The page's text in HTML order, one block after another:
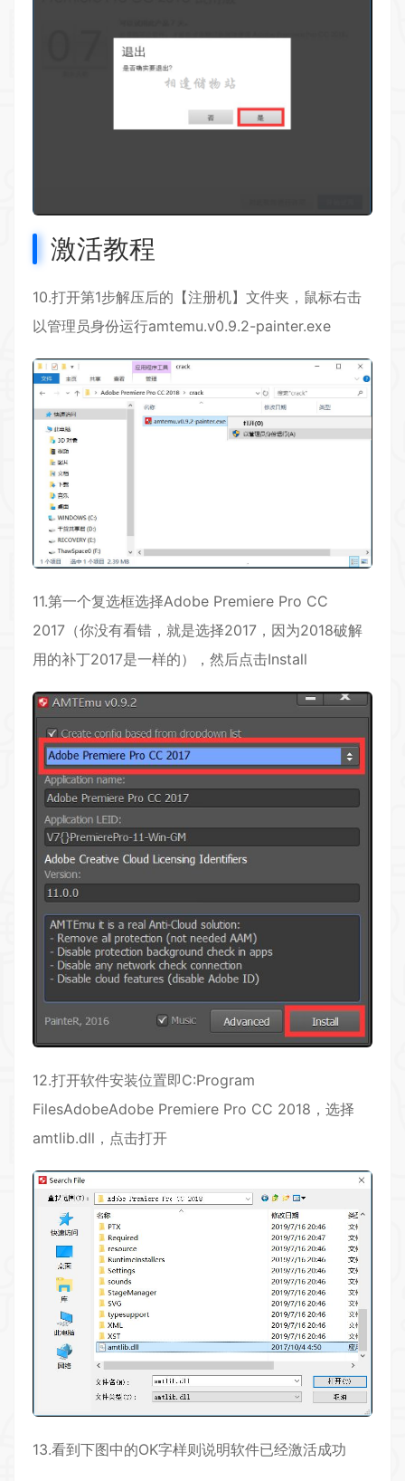
激活教程
10.打开第1步解压后的【注册机】文件夹，鼠标右击
以管理员身份运行amtemu.v0.9.2-painter.exe
11.第一个复选框选择Adobe Premiere Pro CC
2017（你没有看错，就是选择2017，因为2018破解
用的补丁2017是一样的），然后点击Install
12.打开软件安装位置即C:Program
FilesAdobeAdobe Premiere Pro CC 2018，选择
amtlib.dll，点击打开
13.看到下图中的OK字样则说明软件已经激活成功